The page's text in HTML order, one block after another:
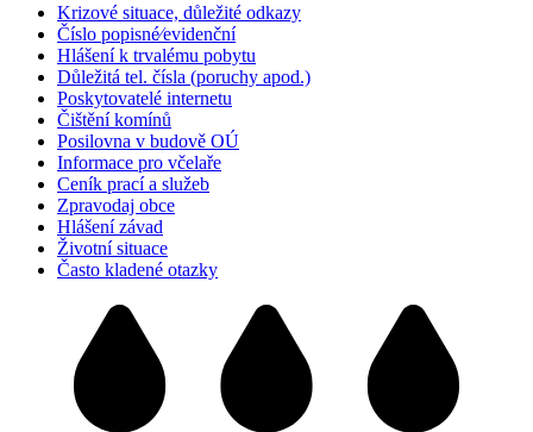
Krizové situace, důležité odkazy
Číslo popisné⁄evidenční
Hlášení k trvalému pobytu
Důležitá tel. čísla (poruchy apod.)
Poskytovatelé internetu
Čištění komínů
Posilovna v budově OÚ
Informace pro včelaře
Ceník prací a služeb
Zpravodaj obce
Hlášení závad
Životní situace
Často kladené otazky